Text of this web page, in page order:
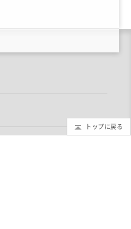
トップに戻る